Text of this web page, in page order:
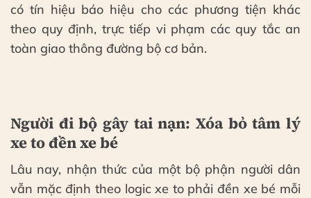
có tín hiệu báo hiệu cho các phương tiện khác
theo quy định, trực tiếp vi phạm các quy tắc an
toàn giao thông đường bộ cơ bản.
Người đi bộ gây tai nạn: Xóa bỏ tâm lý
xe to đền xe bé
Lâu nay, nhận thức của một bộ phận người dân
vẫn mặc định theo logic xe to phải đền xe bé mỗi